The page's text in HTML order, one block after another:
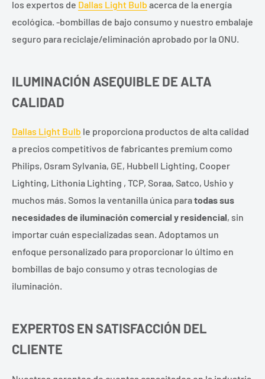
los expertos de Dallas Light Bulb acerca de la energía
ecológica. -bombillas de bajo consumo y nuestro embalaje
seguro para reciclaje/eliminación aprobado por la ONU.
ILUMINACIÓN ASEQUIBLE DE ALTA
CALIDAD
Dallas Light Bulb le proporciona productos de alta calidad
a precios competitivos de fabricantes premium como
Philips, Osram Sylvania, GE, Hubbell Lighting, Cooper
Lighting, Lithonia Lighting , TCP, Soraa, Satco, Ushio y
muchos más. Somos la ventanilla única paratodas sus
necesidades de iluminación comercial y residencial, sin
importar cuán especializadas sean. Adoptamos un
enfoque personalizado para proporcionar lo último en
bombillas de bajo consumo y otras tecnologías de
iluminación.
EXPERTOS EN SATISFACCIÓN DEL
CLIENTE